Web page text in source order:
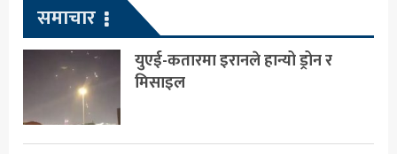
समाचार
युएई-कतारमा इरानले हान्यो ड्रोन र
मिसाइल